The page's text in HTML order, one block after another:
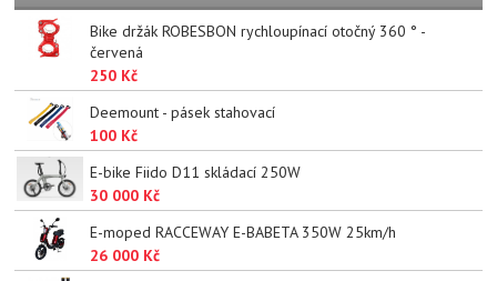
Bike držák ROBESBON rychloupínací otočný 360 ° -
červená
250 Kč
Deemount - pásek stahovací
100 Kč
E-bike Fiido D11 skládací 250W
30 000 Kč
E-moped RACCEWAY E-BABETA 350W 25km/h
26 000 Kč